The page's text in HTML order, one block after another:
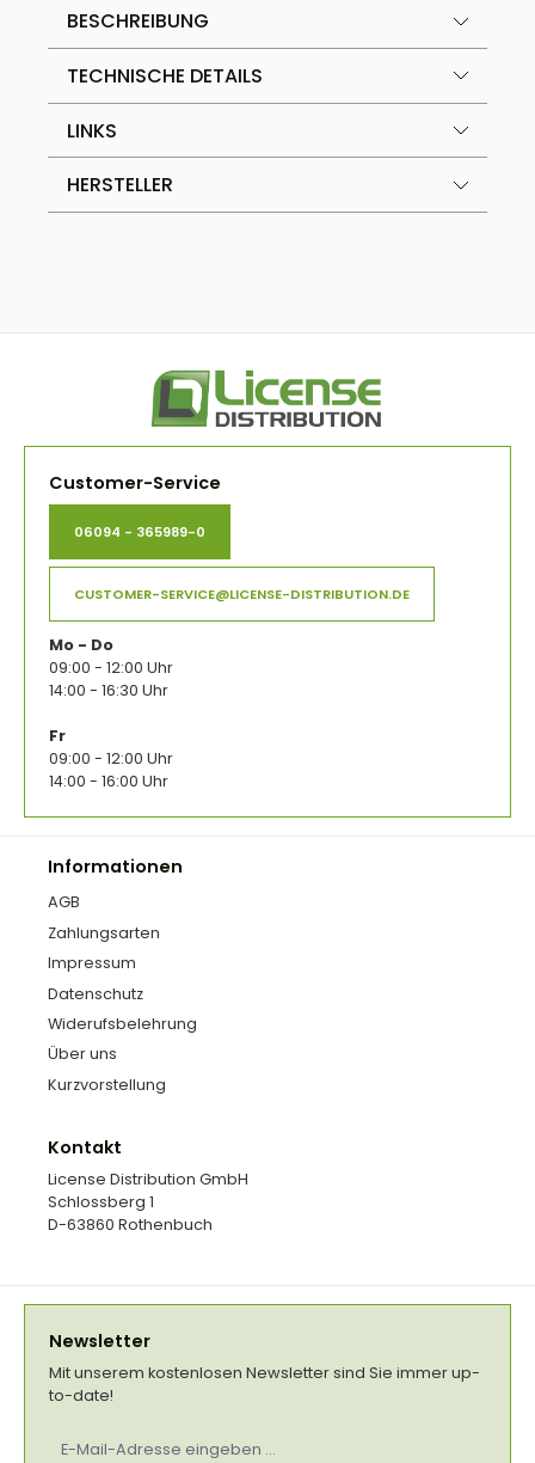
BESCHREIBUNG
TECHNISCHE DETAILS
LINKS
HERSTELLER
Customer-Service
06094 - 365989-0
CUSTOMER-SERVICE@LICENSE-DISTRIBUTION.DE
Mo - Do
09:00 - 12:00 Uhr
14:00 - 16:30 Uhr
Fr
09:00 - 12:00 Uhr
14:00 - 16:00 Uhr
Informationen
AGB
Zahlungsarten
Impressum
Datenschutz
Widerufsbelehrung
Über uns
Kurzvorstellung
Kontakt
License Distribution GmbH
Schlossberg 1
D-63860 Rothenbuch
Newsletter
Mit unserem kostenlosen Newsletter sind Sie immer up-
to-date!
Mail-